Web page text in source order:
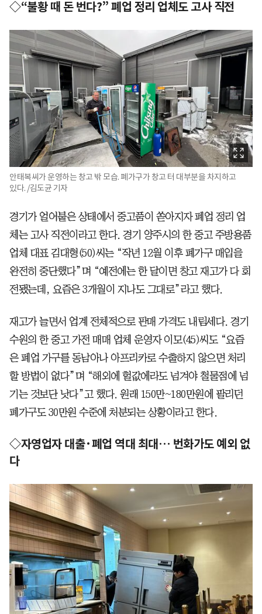
◇“불황 때 돈 번다?” 폐업 정리 업체도 고사 직전
안태복씨가 운영하는 창고 밖 모습. 폐가구가 창고 터 대부분을 차지하고
있다. /김도균 기자
경기가 얼어붙은 상태에서 중고품이 쏟아지자 폐업 정리 업
체는 고사 직전이라고 한다. 경기 양주시의 한 중고 주방용품
업체 대표 김대형(50)씨는 “작년 12월 이후 폐가구 매입을
완전히 중단했다”며 “예전에는 한 달이면 창고 재고가 다 회
전됐는데, 요즘은 3개월이 지나도 그대로”라고 했다.
재고가 늘면서 업계 전체적으로 판매 가격도 내림세다. 경기
수원의 한 중고 가전 매매 업체 운영자 이모(45)씨도 “요즘
은 폐업 가구를 동남아나 아프리카로 수출하지 않으면 처리
할 방법이 없다”며 “해외에 헐값에라도 넘겨야 철물점에 넘
기는 것보단 낫다”고 했다. 원래 150만~180만원에 팔리던
폐가구도 30만원 수준에 처분되는 상황이라고 한다.
◇자영업자 대출·폐업 역대 최대… 번화가도 예외 없
다